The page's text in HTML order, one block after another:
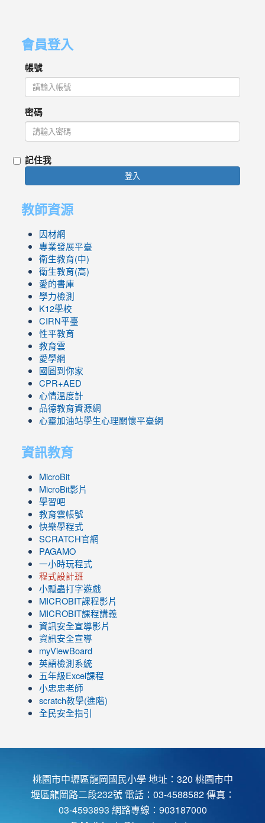
會員登入
帳號
密碼
記住我
登入
教師資源
因材網
專業發展平臺
衛生教育(中)
衛生教育(高)
愛的書庫
學力檢測
K12學校
CIRN平臺
性平教育
教育雲
愛學網
國圖到你家
CPR+AED
心情溫度計
品德教育資源網
心靈加油站學生心理關懷平臺網
資訊教育
MicroBit
MicroBit影片
學習吧
教育雲帳號
快樂學程式
SCRATCH官網
PAGAMO
一小時玩程式
程式設計班
小瓢蟲打字遊戲
link
to
https://www.youtube.com/channel/UC8LghzcV5-
ZBGmXwlbUndNA/videos?
view=0&sort=dd&shelf_id=0
MICROBIT課程影片
link
to
https://www.youtube.com/channel/UC8LghzcV5-
ZBGmXwlbUndNA/videos?
view=0&sort=dd&shelf_id=0
MICROBIT課程講義
資訊安全宣導影片
資訊安全宣導
myViewBoard
英語檢測系統
五年級Excel課程
小忠忠老師
scratch教學(進階)
全民安全指引
桃園市中壢區龍岡國民小學 地址：320 桃園市中
壢區龍岡路二段232號 電話：03-4588582 傳真：
03-4593893 網路專線：903187000